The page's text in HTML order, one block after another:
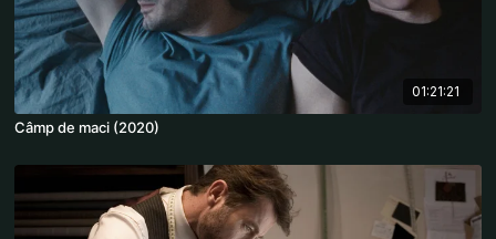
01:21:21
Câmp de maci (2020)